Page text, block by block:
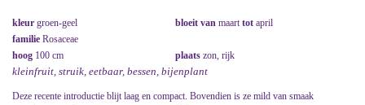
kleur groen-geel bloeit van maart tot april
familie Rosaceae
hoog 100 cm plaats zon, rijk
kleinfruit, struik, eetbaar, bessen, bijenplant
Deze recente introductie blijt laag en compact. Bovendien is ze mild van smaak